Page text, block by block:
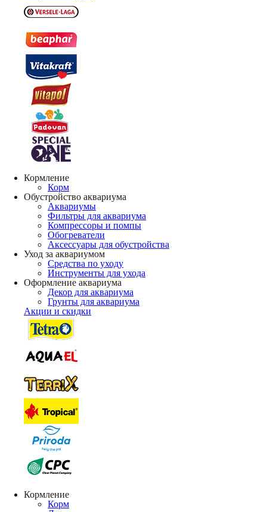
Кормление
Корм
Обустройство аквариума
Аквариумы
Фильтры для аквариума
Компрессоры и помпы
Обогреватели
Аксессуары для обустройства
Уход за аквариумом
Средства по уходу
Инструменты для ухода
Оформление аквариума
Декор для аквариума
Грунты для аквариума
Акции и скидки
Кормление
Корм